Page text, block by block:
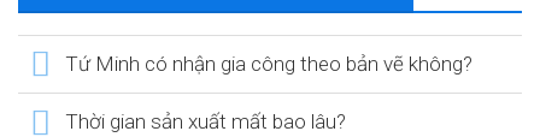
Tứ Minh có nhận gia công theo bản vẽ không?
Thời gian sản xuất mất bao lâu?